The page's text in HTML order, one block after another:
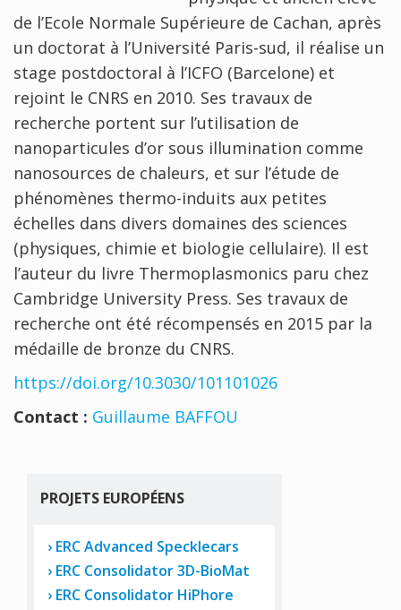
de l’Ecole Normale Supérieure de Cachan, après
un doctorat à l’Université Paris-sud, il réalise un
stage postdoctoral à l’ICFO (Barcelone) et
rejoint le CNRS en 2010. Ses travaux de
recherche portent sur l’utilisation de
nanoparticules d’or sous illumination comme
nanosources de chaleurs, et sur l’étude de
phénomènes thermo-induits aux petites
échelles dans divers domaines des sciences
(physiques, chimie et biologie cellulaire). Il est
l’auteur du livre Thermoplasmonics paru chez
Cambridge University Press. Ses travaux de
recherche ont été récompensés en 2015 par la
médaille de bronze du CNRS.
https://doi.org/10.3030/101101026
Contact : Guillaume BAFFOU
PROJETS EUROPÉENS
ERC Advanced Specklecars
ERC Consolidator 3D-BioMat
ERC Consolidator HiPhore